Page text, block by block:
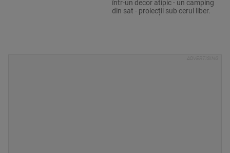
într-un decor atipic - un camping
din sat - proiecții sub cerul liber.